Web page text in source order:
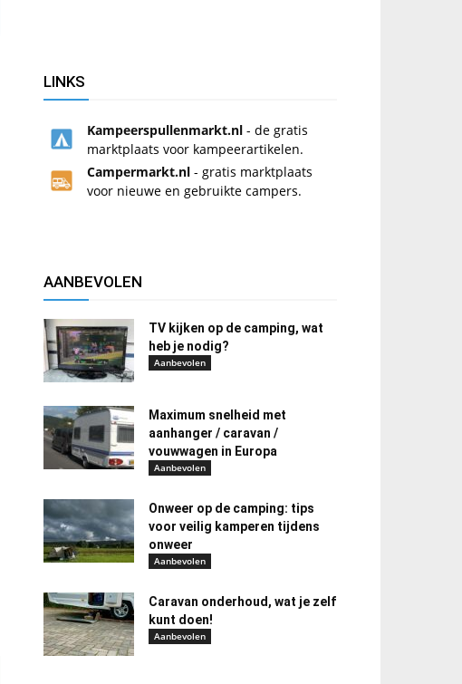
LINKS
Kampeerspullenmarkt.nl - de gratis
marktplaats voor kampeerartikelen.
Campermarkt.nl - gratis marktplaats
voor nieuwe en gebruikte campers.
AANBEVOLEN
TV kijken op de camping, wat
heb je nodig?
Aanbevolen
Maximum snelheid met
aanhanger / caravan /
vouwwagen in Europa
Aanbevolen
Onweer op de camping: tips
voor veilig kamperen tijdens
onweer
Aanbevolen
Caravan onderhoud, wat je zelf
kunt doen!
Aanbevolen